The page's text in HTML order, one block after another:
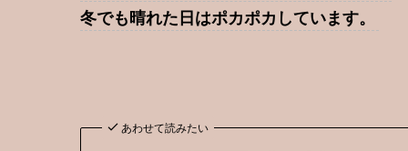
冬でも晴れた日はポカポカしています。
あわせて読みたい